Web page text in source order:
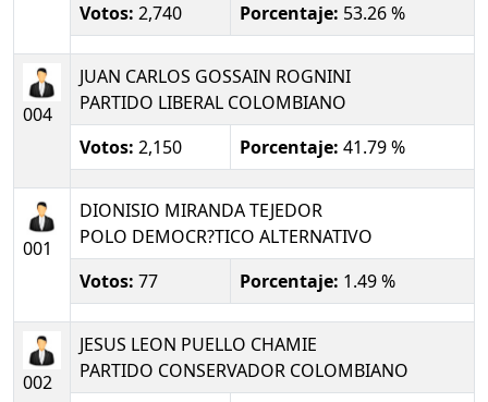
Votos: 2,740 Porcentaje: 53.26 %
004
JUAN CARLOS GOSSAIN ROGNINI
PARTIDO LIBERAL COLOMBIANO
Votos: 2,150 Porcentaje: 41.79 %
001
DIONISIO MIRANDA TEJEDOR
POLO DEMOCR?TICO ALTERNATIVO
Votos: 77 Porcentaje: 1.49 %
002
JESUS LEON PUELLO CHAMIE
PARTIDO CONSERVADOR COLOMBIANO